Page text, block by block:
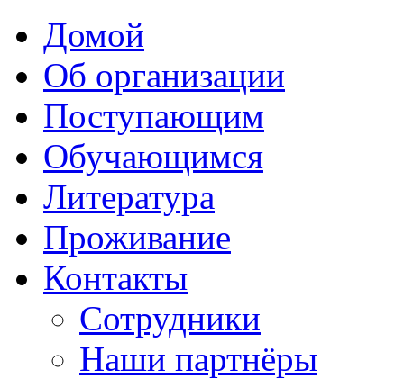
Домой
Об организации
Поступающим
Обучающимся
Литература
Проживание
Контакты
Сотрудники
Наши партнёры